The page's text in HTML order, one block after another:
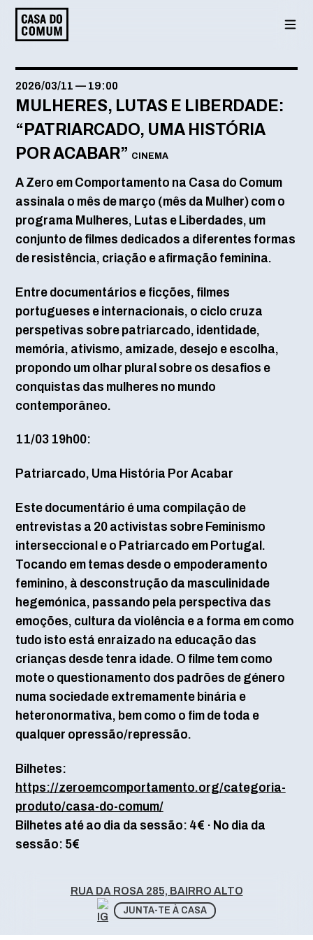
Saltar
para
conteúdo
2026/03/11 — 19:00
MULHERES, LUTAS E LIBERDADE:
“PATRIARCADO, UMA HISTÓRIA
POR ACABAR” CINEMA
A Zero em Comportamento na Casa do Comum
assinala o mês de março (mês da Mulher) com o
programa Mulheres, Lutas e Liberdades, um
conjunto de filmes dedicados a diferentes formas
de resistência, criação e afirmação feminina.
Entre documentários e ficções, filmes
portugueses e internacionais, o ciclo cruza
perspetivas sobre patriarcado, identidade,
memória, ativismo, amizade, desejo e escolha,
propondo um olhar plural sobre os desafios e
conquistas das mulheres no mundo
contemporâneo.
11/03 19h00:
Patriarcado, Uma História Por Acabar
Este documentário é uma compilação de
entrevistas a 20 activistas sobre Feminismo
interseccional e o Patriarcado em Portugal.
Tocando em temas desde o empoderamento
feminino, à desconstrução da masculinidade
hegemónica, passando pela perspectiva das
emoções, cultura da violência e a forma em como
tudo isto está enraizado na educação das
crianças desde tenra idade. O filme tem como
mote o questionamento dos padrões de género
numa sociedade extremamente binária e
heteronormativa, bem como o fim de toda e
qualquer opressão/repressão.
Bilhetes:
https://zeroemcomportamento.org/categoria-
produto/casa-do-comum/
Bilhetes até ao dia da sessão: 4€ · No dia da
sessão: 5€
RUA DA ROSA 285, BAIRRO ALTO
JUNTA-TE À CASA